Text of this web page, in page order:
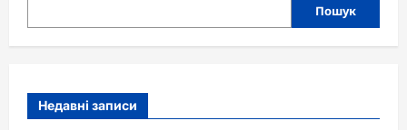
Пошук
Недавні записи